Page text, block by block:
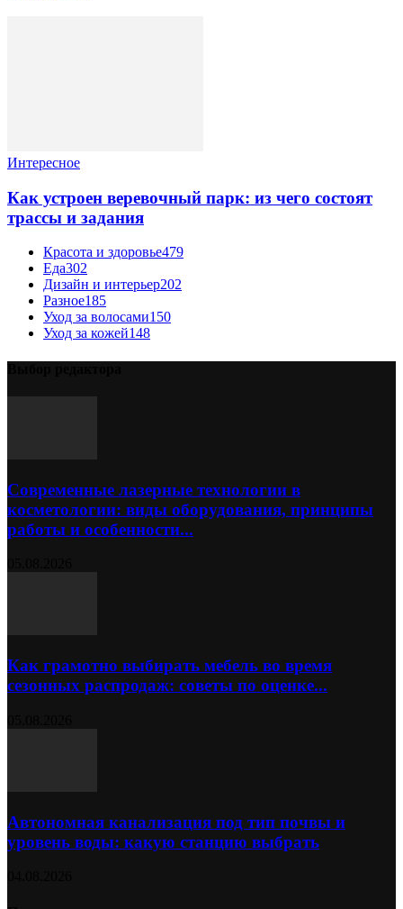
Интересное
Как устроен веревочный парк: из чего состоят
трассы и задания
Красота и здоровье479
Еда302
Дизайн и интерьер202
Разное185
Уход за волосами150
Уход за кожей148
Современные лазерные технологии в
косметологии: виды оборудования, принципы
работы и особенности...
Как грамотно выбирать мебель во время
сезонных распродаж: советы по оценке...
Автономная канализация под тип почвы и
уровень воды: какую станцию выбрать